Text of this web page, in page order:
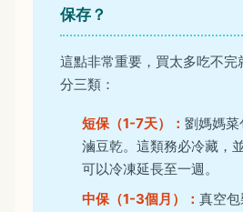
保存？
這點非常重要，買太多吃不完
分三類：
短保（1-7天）： 劉媽媽
滷豆乾。這類務必冷藏，
可以冷凍延長至一週。
中保（1-3個月）： 真空